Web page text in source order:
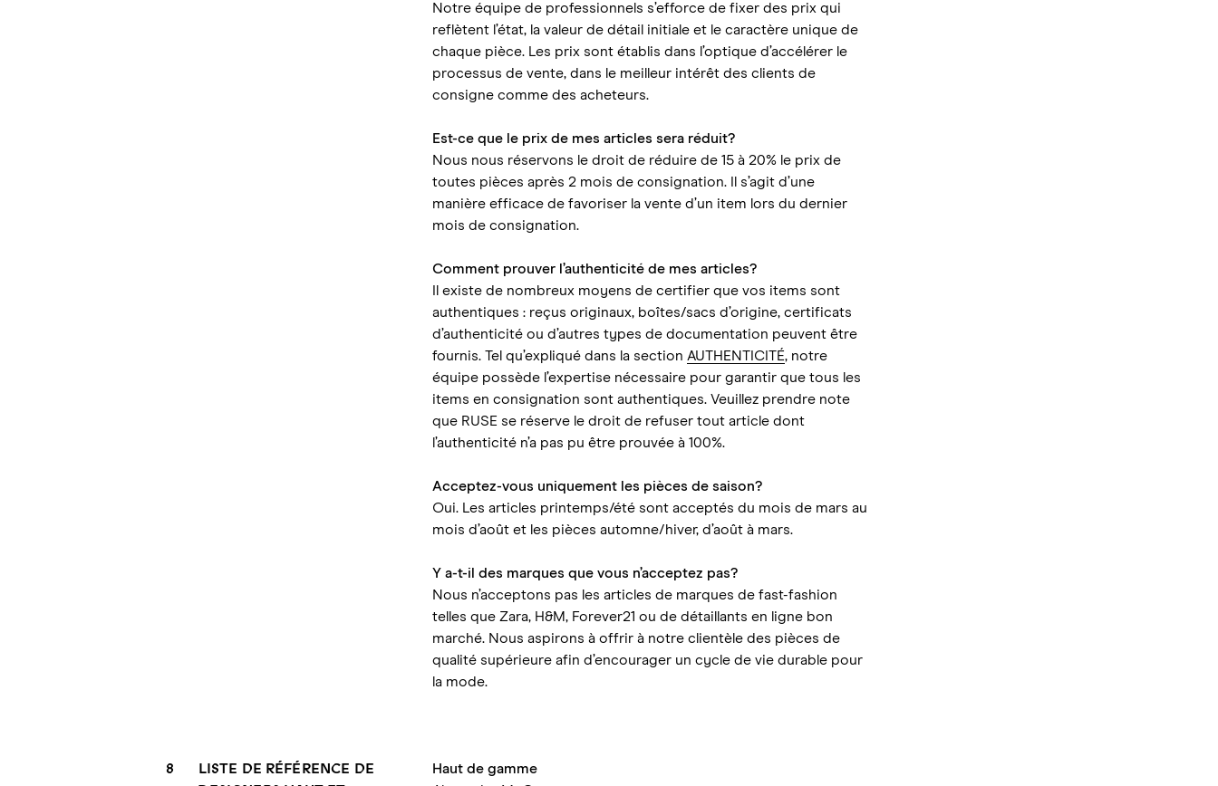
Notre équipe de professionnels s’efforce de fixer des prix qui
reflètent l’état, la valeur de détail initiale et le caractère unique de
chaque pièce. Les prix sont établis dans l’optique d’accélérer le
processus de vente, dans le meilleur intérêt des clients de
consigne comme des acheteurs.
Est-ce que le prix de mes articles sera réduit?
Nous nous réservons le droit de réduire de 15 à 20% le prix de
toutes pièces après 2 mois de consignation. Il s’agit d’une
manière efficace de favoriser la vente d’un item lors du dernier
mois de consignation.
Comment prouver l’authenticité de mes articles?
Il existe de nombreux moyens de certifier que vos items sont
authentiques : reçus originaux, boîtes/sacs d’origine, certificats
d’authenticité ou d’autres types de documentation peuvent être
fournis. Tel qu’expliqué dans la section AUTHENTICITÉ, notre
équipe possède l’expertise nécessaire pour garantir que tous les
items en consignation sont authentiques. Veuillez prendre note
que RUSE se réserve le droit de refuser tout article dont
l’authenticité n’a pas pu être prouvée à 100%.
Acceptez-vous uniquement les pièces de saison?
Oui. Les articles printemps/été sont acceptés du mois de mars au
mois d’août et les pièces automne/hiver, d’août à mars.
Y a-t-il des marques que vous n’acceptez pas?
Nous n’acceptons pas les articles de marques de fast-fashion
telles que Zara, H&M, Forever21 ou de détaillants en ligne bon
marché. Nous aspirons à offrir à notre clientèle des pièces de
qualité supérieure afin d’encourager un cycle de vie durable pour
la mode.
8
LISTE DE RÉFÉRENCE DE
Haut de gamme